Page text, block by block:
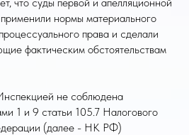
нормы материального
права и сделали
фактическим обстоятельствам
не соблюдена
1 и 9 статьи 105.7 Налогового
(далее - НК РФ)